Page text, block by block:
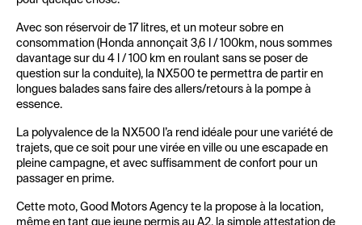
Avec son réservoir de 17 litres, et un moteur sobre en
consommation (Honda annonçait 3,6 l / 100km, nous sommes
davantage sur du 4 l / 100 km en roulant sans se poser de
question sur la conduite), la NX500 te permettra de partir en
longues balades sans faire des allers/retours à la pompe à
essence.
La polyvalence de la NX500 l’a rend idéale pour une variété de
trajets, que ce soit pour une virée en ville ou une escapade en
pleine campagne, et avec suffisamment de confort pour un
passager en prime.
Cette moto, Good Motors Agency te la propose à la location,
même en tant que jeune permis au A2, la simple attestation de